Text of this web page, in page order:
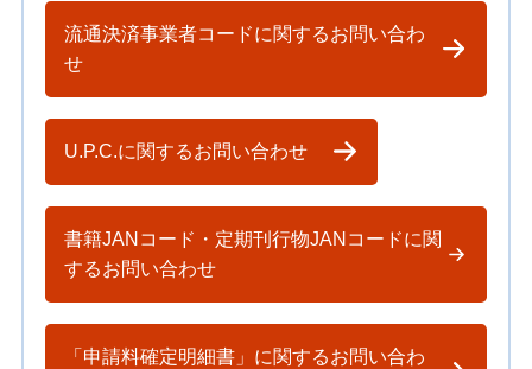
流通決済事業者コードに関するお問い合わ
せ
U.P.C.に関するお問い合わせ
書籍JANコード・定期刊行物JANコードに関
するお問い合わせ
「申請料確定明細書」に関するお問い合わ